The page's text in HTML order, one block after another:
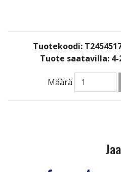
Tuotekoodi:
Tuote saatavilla:
Määrä
Jaa